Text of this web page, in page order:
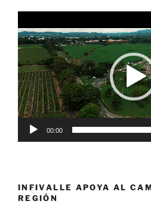
de
vídeo
00:00
INFIVALLE APOYA AL
REGIÓN